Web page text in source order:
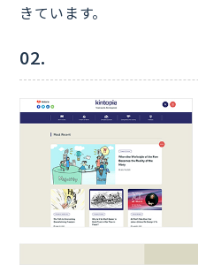
きています。
02.